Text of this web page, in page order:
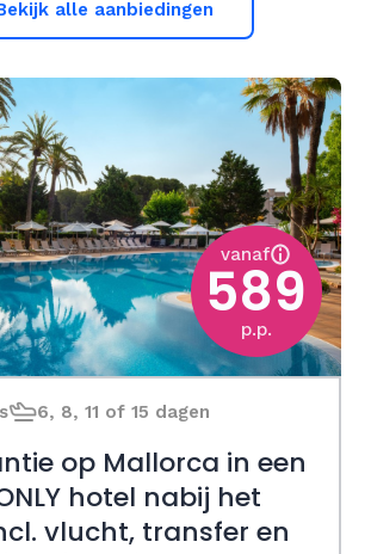
alle aanbiedingen
vanaf
589
p.p.
6, 8, 11 of 15 dagen
op Mallorca in een
hotel nabij het
vlucht, transfer en